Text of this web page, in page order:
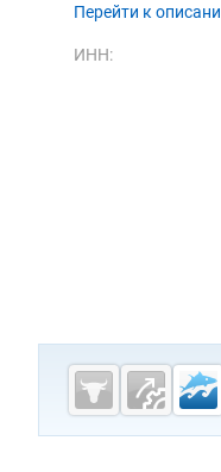
Перейти к
ИНН:
Cсылки на
рыба,